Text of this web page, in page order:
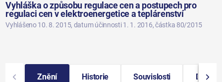
Vyhláška o způsobu regulace cen a postupech pro
regulaci cen v elektroenergetice a teplárenství
Vyhlášeno 10. 8. 2015, datum účinnosti 1. 1. 2016, částka 80/2015
Znění Historie Souvislosti Další